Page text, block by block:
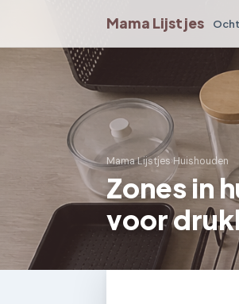
Mama Lijstjes
Mama Lijstjes›Huishouden
Zones in
voor